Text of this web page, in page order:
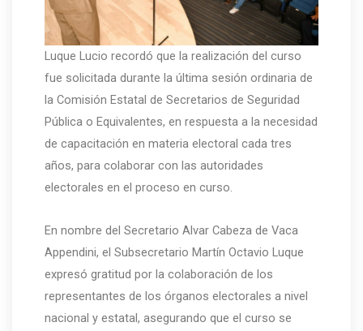
Luque Lucio recordó que la realización del curso
fue solicitada durante la última sesión ordinaria de
la Comisión Estatal de Secretarios de Seguridad
Pública o Equivalentes, en respuesta a la necesidad
de capacitación en materia electoral cada tres
años, para colaborar con las autoridades
electorales en el proceso en curso.
En nombre del Secretario Alvar Cabeza de Vaca
Appendini, el Subsecretario Martín Octavio Luque
expresó gratitud por la colaboración de los
representantes de los órganos electorales a nivel
nacional y estatal, asegurando que el curso se